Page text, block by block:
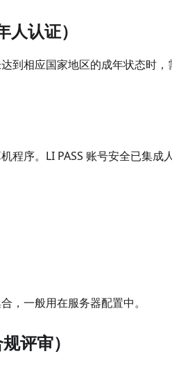
认证）
到相应国家地区的成年状态时
序。LI PASS 账号安全已集成
，一般用在服务器配置中。
评审）